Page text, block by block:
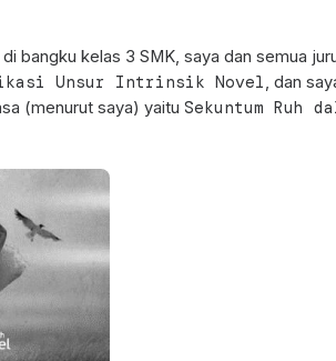
bangku kelas 3 SMK, saya dan semua
Unsur Intrinsik Novel , dan
(menurut saya) yaitu Sekuntum Ruh